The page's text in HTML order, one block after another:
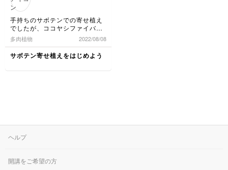
手持ちのサボテンでの寄せ植え
でしたが、ココヤシファイバー
を少し入れるだけでいい感じに
仕上がりとても楽しく寄せ植え
できました。また挑戦してみた
いです。ありがとうございまし
多肉植物 2022/08/08
サボテン寄せ植えをはじめよう
ヘルプ
開講をご希望の方